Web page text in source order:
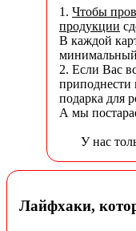
1. Чтобы
продукции
В каждой
2. Если Вас
приподнести
подарка для
А мы
У нас
Лайфхаки,